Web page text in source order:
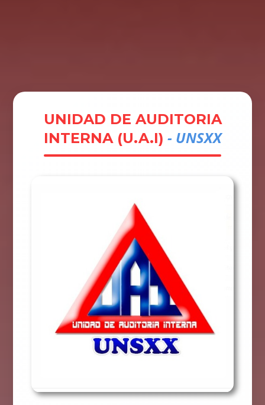
UNIDAD DE AUDITORIA
INTERNA (U.A.I) - UNSXX